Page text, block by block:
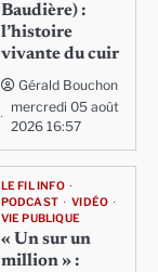
Baudière) :
l’histoire
vivante du cuir
Gérald Bouchon
mercredi 05 août
2026 16:57
LE FIL INFO
PODCAST
VIDÉO
VIE PUBLIQUE
« Un sur un
million » :